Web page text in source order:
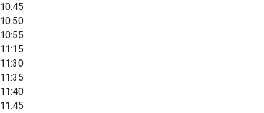
10:45
10:50
10:55
11:15
11:30
11:35
11:40
11:45